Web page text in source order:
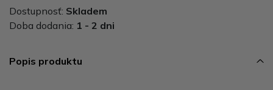
Dostupnosť: Skladem
Doba dodania: 1 - 2 dni
Popis produktu